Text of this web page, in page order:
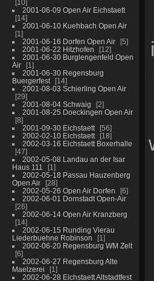
10
2001-06-09 Open Air Eichstaett
14
2001-06-10 Kuehbach Open Air
1
2001-06-16 Dorfen Open Air
5
2001-06-22 Hitzhofen
12
2001-06-30 Burglengenfeld Open
Air
1
2001-06-30 Regensburg
Buergerfest
14
2001-08-03 Schierling Open Air
29
2001-08-04 Schwaig
2
2001-08-25 Doeckingen Open Air
8
2001-09-30 Eichstaett
56
2002-02-10 Eichstaett
18
2002-03-16 Eichstaett Boxerhalle
47
2002-05-08 Landau an der Isar
Haus 111
1
2002-05-18 Passau Hauzenberg
Open Air
28
2002-05-26 Open Air Dorfen
6
2002-06-01 Dornstadt Open-Air
26
2002-06-14 Open Air Kranzberg
14
2002-06-15 Runding Vierau
Liederbuehne Robinson
1
2002-06-20 Regensburg WM Zelt
6
2002-06-27 Regensburg Alte
Maelzerei
1
2002-06-28 Eichstaett Altstadtfest